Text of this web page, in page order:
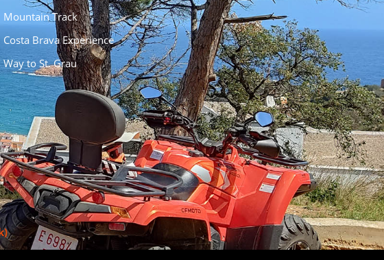
Mountain Track
Costa Brava Experience
Way to St. Grau